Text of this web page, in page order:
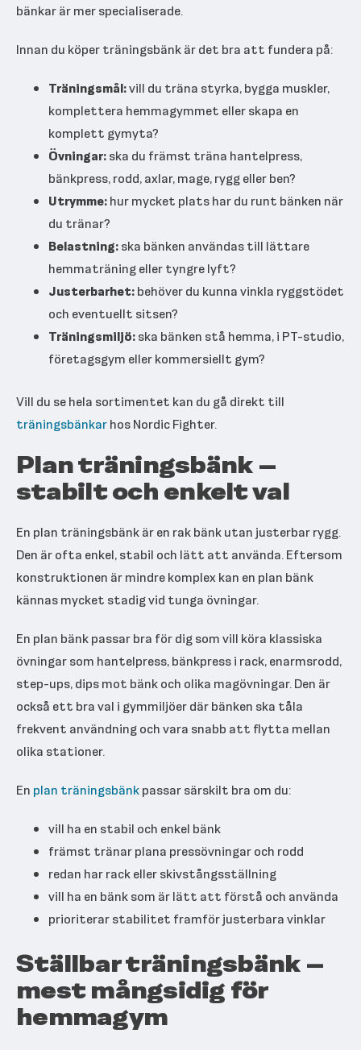
bänkar är mer specialiserade.
Innan du köper träningsbänk är det bra att fundera på:
Träningsmål:vill du träna styrka, bygga muskler,
komplettera hemmagymmet eller skapa en
komplett gymyta?
Övningar:ska du främst träna hantelpress,
bänkpress, rodd, axlar, mage, rygg eller ben?
Utrymme:hur mycket plats har du runt bänken när
du tränar?
Belastning:ska bänken användas till lättare
hemmaträning eller tyngre lyft?
Justerbarhet:behöver du kunna vinkla ryggstödet
och eventuellt sitsen?
Träningsmiljö:ska bänken stå hemma, i PT-studio,
företagsgym eller kommersiellt gym?
Vill du se hela sortimentet kan du gå direkt till
träningsbänkarhos Nordic Fighter.
Plan träningsbänk –
stabilt och enkelt val
En plan träningsbänk är en rak bänk utan justerbar rygg.
Den är ofta enkel, stabil och lätt att använda. Eftersom
konstruktionen är mindre komplex kan en plan bänk
kännas mycket stadig vid tunga övningar.
En plan bänk passar bra för dig som vill köra klassiska
övningar som hantelpress, bänkpress i rack, enarmsrodd,
step-ups, dips mot bänk och olika magövningar. Den är
också ett bra val i gymmiljöer där bänken ska tåla
frekvent användning och vara snabb att flytta mellan
olika stationer.
En plan träningsbänkpassar särskilt bra om du:
vill ha en stabil och enkel bänk
främst tränar plana pressövningar och rodd
redan har rack eller skivstångsställning
vill ha en bänk som är lätt att förstå och använda
prioriterar stabilitet framför justerbara vinklar
Ställbar träningsbänk –
mest mångsidig för
hemmagym